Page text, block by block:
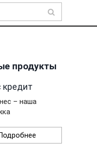
продукты
кредит
– наша